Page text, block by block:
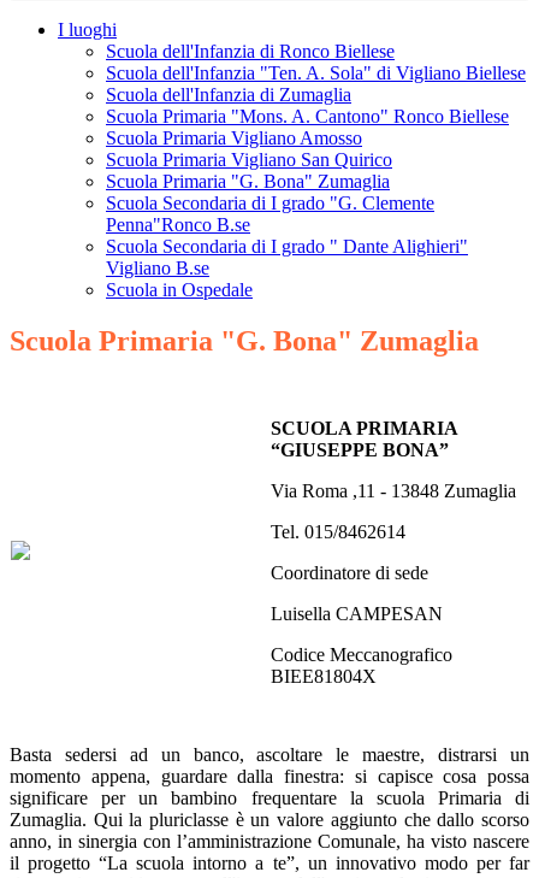
I luoghi
Scuola dell'Infanzia di Ronco Biellese
Scuola dell'Infanzia "Ten. A. Sola" di Vigliano Biellese
Scuola dell'Infanzia di Zumaglia
Scuola Primaria "Mons. A. Cantono" Ronco Biellese
Scuola Primaria Vigliano Amosso
Scuola Primaria Vigliano San Quirico
Scuola Primaria "G. Bona" Zumaglia
Scuola Secondaria di I grado "G. Clemente
Penna"Ronco B.se
Scuola Secondaria di I grado " Dante Alighieri"
Vigliano B.se
Scuola in Ospedale
Scuola Primaria "G. Bona" Zumaglia
SCUOLA PRIMARIA
“GIUSEPPE BONA”
Via Roma ,11 - 13848 Zumaglia
Tel. 015/8462614
Coordinatore di sede
Luisella CAMPESAN
Codice Meccanografico
BIEE81804X
Basta sedersi ad un banco, ascoltare le maestre, distrarsi un
momento appena, guardare dalla finestra: si capisce cosa possa
significare per un bambino frequentare la scuola Primaria di
Zumaglia. Qui la pluriclasse è un valore aggiunto che dallo scorso
anno, in sinergia con l’amministrazione Comunale, ha visto nascere
il progetto “La scuola intorno a te”, un innovativo modo per far